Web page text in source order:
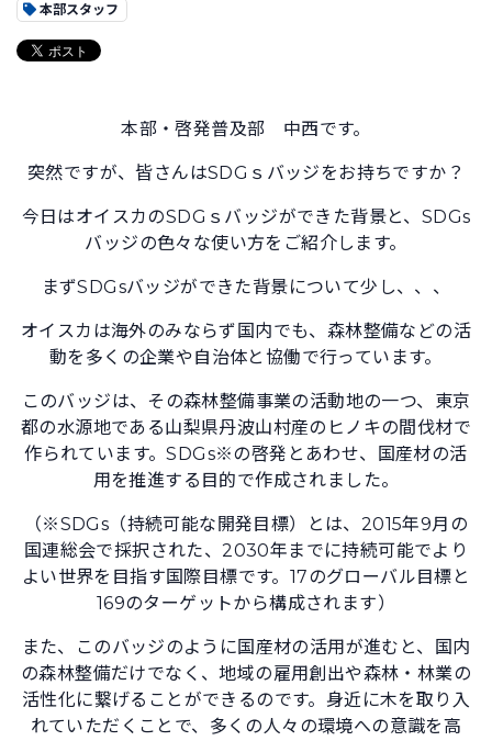
本部スタッフ
本部・啓発普及部 中西です。
突然ですが、皆さんはSDGｓバッジをお持ちですか？
今日はオイスカのSDGｓバッジができた背景と、SDGs
バッジの色々な使い方をご紹介します。
まずSDGsバッジができた背景について少し、、、
オイスカは海外のみならず国内でも、森林整備などの活
動を多くの企業や自治体と協働で行っています。
このバッジは、その森林整備事業の活動地の一つ、東京
都の水源地である山梨県丹波山村産のヒノキの間伐材で
作られています。SDGs※の啓発とあわせ、国産材の活
用を推進する目的で作成されました。
（※SDGs（持続可能な開発目標）とは、2015年9月の
国連総会で採択された、2030年までに持続可能でより
よい世界を目指す国際目標です。17のグローバル目標と
169のターゲットから構成されます）
また、このバッジのように国産材の活用が進むと、国内
の森林整備だけでなく、地域の雇用創出や森林・林業の
活性化に繋げることができるのです。身近に木を取り入
れていただくことで、多くの人々の環境への意識を高